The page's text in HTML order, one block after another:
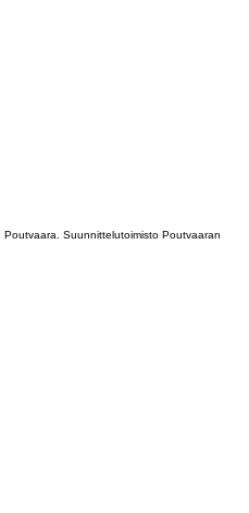
Suunnittelutoimisto Poutvaaran